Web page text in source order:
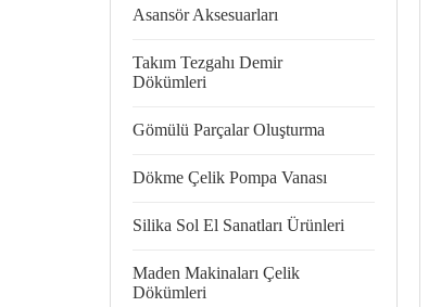
Asansör Aksesuarları
Takım Tezgahı Demir
Dökümleri
Gömülü Parçalar Oluşturma
Dökme Çelik Pompa Vanası
Silika Sol El Sanatları Ürünleri
Maden Makinaları Çelik
Dökümleri